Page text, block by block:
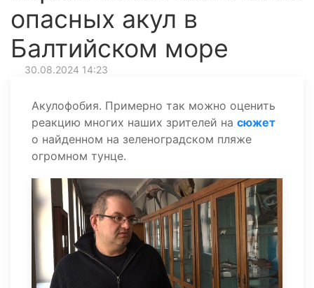
опасных акул в
Балтийском море
30.08.2024 14:23
Акулофобия. Примерно так можно оценить
реакцию многих наших зрителей на сюжет
о найденном на зеленоградском пляже
огромном тунце.